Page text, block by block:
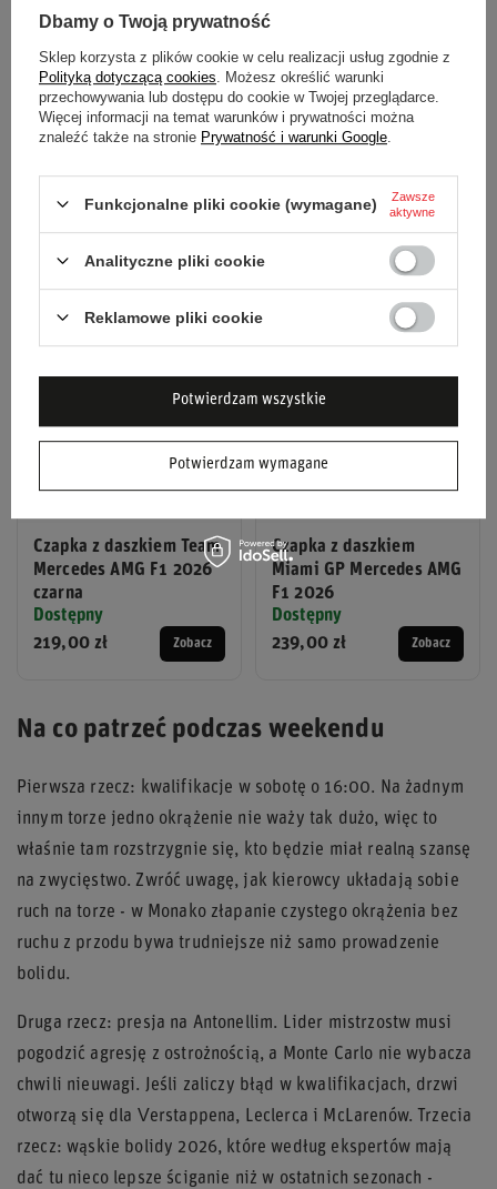
Authentic Blue Wonder
Mercedes AMG F1 2026
Antonelli Mercedes AMG
F1 2026 biała
Zobacz
Czapka z daszkiem Team
Mercedes AMG F1 2026
czarna
Dostępny
219,00 zł
Zobacz
Czapka z daszkiem
Miami GP Mercedes AMG
F1 2026
Dostępny
239,00 zł
Zobacz
Na co patrzeć podczas weekendu
Pierwsza rzecz: kwalifikacje w sobotę o 16:00. Na żadnym
innym torze jedno okrążenie nie waży tak dużo, więc to
właśnie tam rozstrzygnie się, kto będzie miał realną szansę
na zwycięstwo. Zwróć uwagę, jak kierowcy układają sobie
ruch na torze - w Monako złapanie czystego okrążenia bez
ruchu z przodu bywa trudniejsze niż samo prowadzenie
bolidu.
Druga rzecz: presja na Antonellim. Lider mistrzostw musi
pogodzić agresję z ostrożnością, a Monte Carlo nie wybacza
chwili nieuwagi. Jeśli zaliczy błąd w kwalifikacjach, drzwi
otworzą się dla Verstappena, Leclerca i McLarenów. Trzecia
rzecz: wąskie bolidy 2026, które według ekspertów mają
dać tu nieco lepsze ściganie niż w ostatnich sezonach -
Dbamy o Twoją prywatność
Sklep korzysta z plików cookie w celu realizacji usług zgodnie z
Polityką dotyczącą cookies . Możesz określić warunki
przechowywania lub dostępu do cookie w Twojej przeglądarce.
Więcej informacji na temat warunków i prywatności można
znaleźć także na stronie Prywatność i warunki Google
Funkcjonalne pliki cookie (wymagane)
Zawsze
aktywne
Analityczne pliki cookie
Reklamowe pliki cookie
Potwierdzam wymagane
Potwierdzam wszystkie